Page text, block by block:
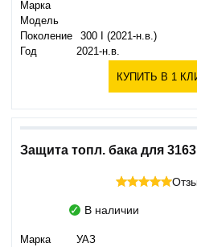
Марка
Модель
Поколение
300 I (2021-н.в.)
Год
2021-н.в.
КУПИТЬ В 1
Защита топл. бака для
В наличии
Марка
УАЗ